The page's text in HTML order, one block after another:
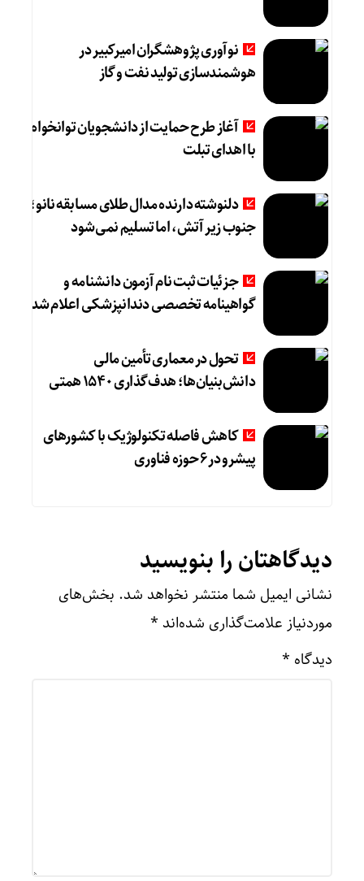
نوآوری پژوهشگران امیرکبیر در
هوشمندسازی تولید نفت و گاز
آغاز طرح حمایت از دانشجویان توانخواه
با اهدای تبلت
دلنوشته دارنده مدال طلای مسابقه نانو؛
جنوب زیر آتش، اما تسلیم نمی‌شود
جزئیات ثبت نام آزمون دانشنامه و
گواهینامه تخصصی دندانپزشکی اعلام شد
تحول در معماری تأمین مالی
دانش‌بنیان‌ها؛ هدف‌گذاری ۱۵۴۰ همتی
کاهش فاصله تکنولوژیک با کشورهای
پیشرو در ۶ حوزه‌ فناوری
دیدگاهتان را بنویسید
نشانی ایمیل شما منتشر نخواهد شد. بخش‌های
موردنیاز علامت‌گذاری شده‌اند *
دیدگاه *